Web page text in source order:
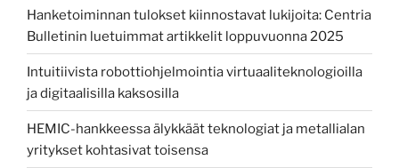
Hanketoiminnan tulokset kiinnostavat lukijoita: Centria
Bulletinin luetuimmat artikkelit loppuvuonna 2025
Intuitiivista robottiohjelmointia virtuaaliteknologioilla
ja digitaalisilla kaksosilla
HEMIC-hankkeessa älykkäät teknologiat ja metallialan
yritykset kohtasivat toisensa